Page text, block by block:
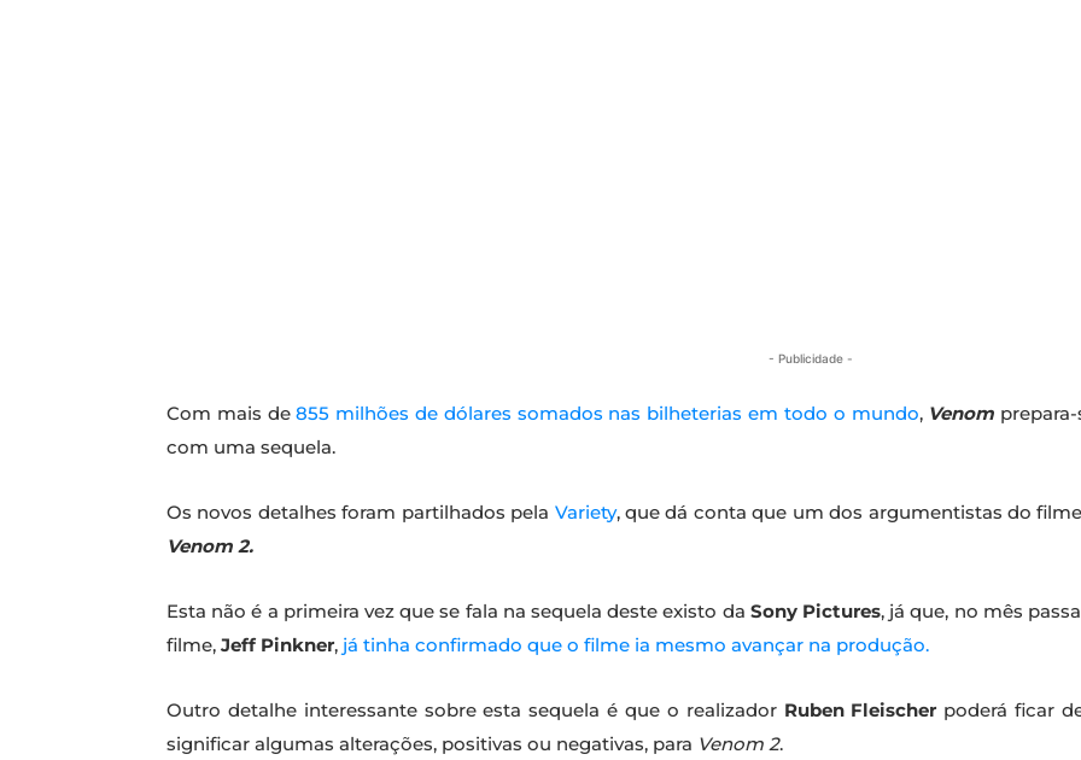
- Publicidade -
Com mais de855 milhões de dólares somados nas bilheterias em todo o mundo, Venom
com uma sequela.
Os novos detalhes foram partilhados pela Variety, que dá conta que um dos argumentistas do
Venom 2.
Esta não é a primeira vez que se fala na sequela deste existo da Sony Pictures, já que, no mês
filme, Jeff Pinkner, já tinha confirmado que o filme ia mesmo avançar na produção.
Outro detalhe interessante sobre esta sequela é que o realizador Ruben Fleischer poderá ficar
significar algumas alterações, positivas ou negativas, para Venom 2.